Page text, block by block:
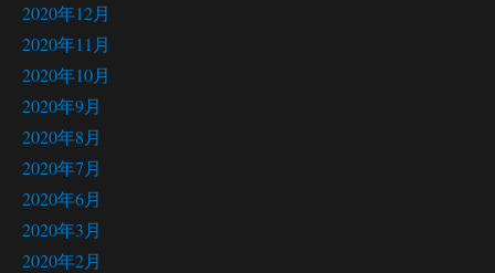
2020年12月
2020年11月
2020年10月
2020年9月
2020年8月
2020年7月
2020年6月
2020年3月
2020年2月